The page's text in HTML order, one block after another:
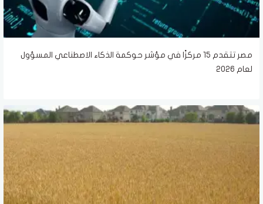
مصر تتقدم 15 مركزًا في مؤشر حوكمة الذكاء الاصطناعي المسؤول
لعام 2026